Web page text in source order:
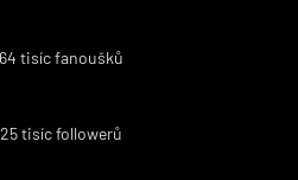
64 tisíc fanoušků
25 tisíc followerů